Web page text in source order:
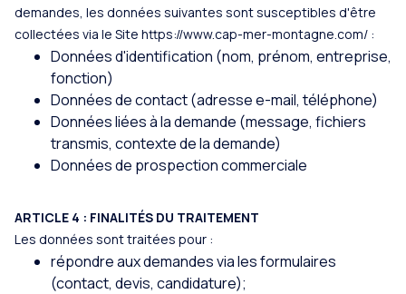
demandes, les données suivantes sont susceptibles d'être
collectées via le Site https://www.cap-mer-montagne.com/ :
Données d'identification (nom, prénom, entreprise,
fonction)
Données de contact (adresse e-mail, téléphone)
Données liées à la demande (message, fichiers
transmis, contexte de la demande)
Données de prospection commerciale
ARTICLE 4 : FINALITÉS DU TRAITEMENT
Les données sont traitées pour :
répondre aux demandes via les formulaires
(contact, devis, candidature);